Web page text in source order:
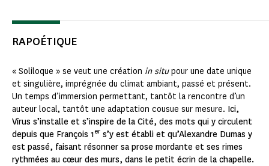
RAPOÉTIQUE
« Soliloque » se veut une création in situpour une date unique
et singulière, imprégnée du climat ambiant, passé et présent.
Un temps d’immersion permettant, tantôt la rencontre d’un
auteur local, tantôt une adaptation cousue sur mesure. Ici,
Vîrus s’installe et s’inspire de la Cité, des mots qui y circulent
depuis que François 1er s’y est établi et qu’Alexandre Dumas y
est passé, faisant résonner sa prose mordante et ses rimes
rythmées au cœur des murs, dans le petit écrin de la chapelle.